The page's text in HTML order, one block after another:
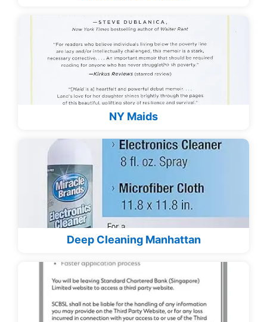
NY Maids
Deep Cleaning Manhattan